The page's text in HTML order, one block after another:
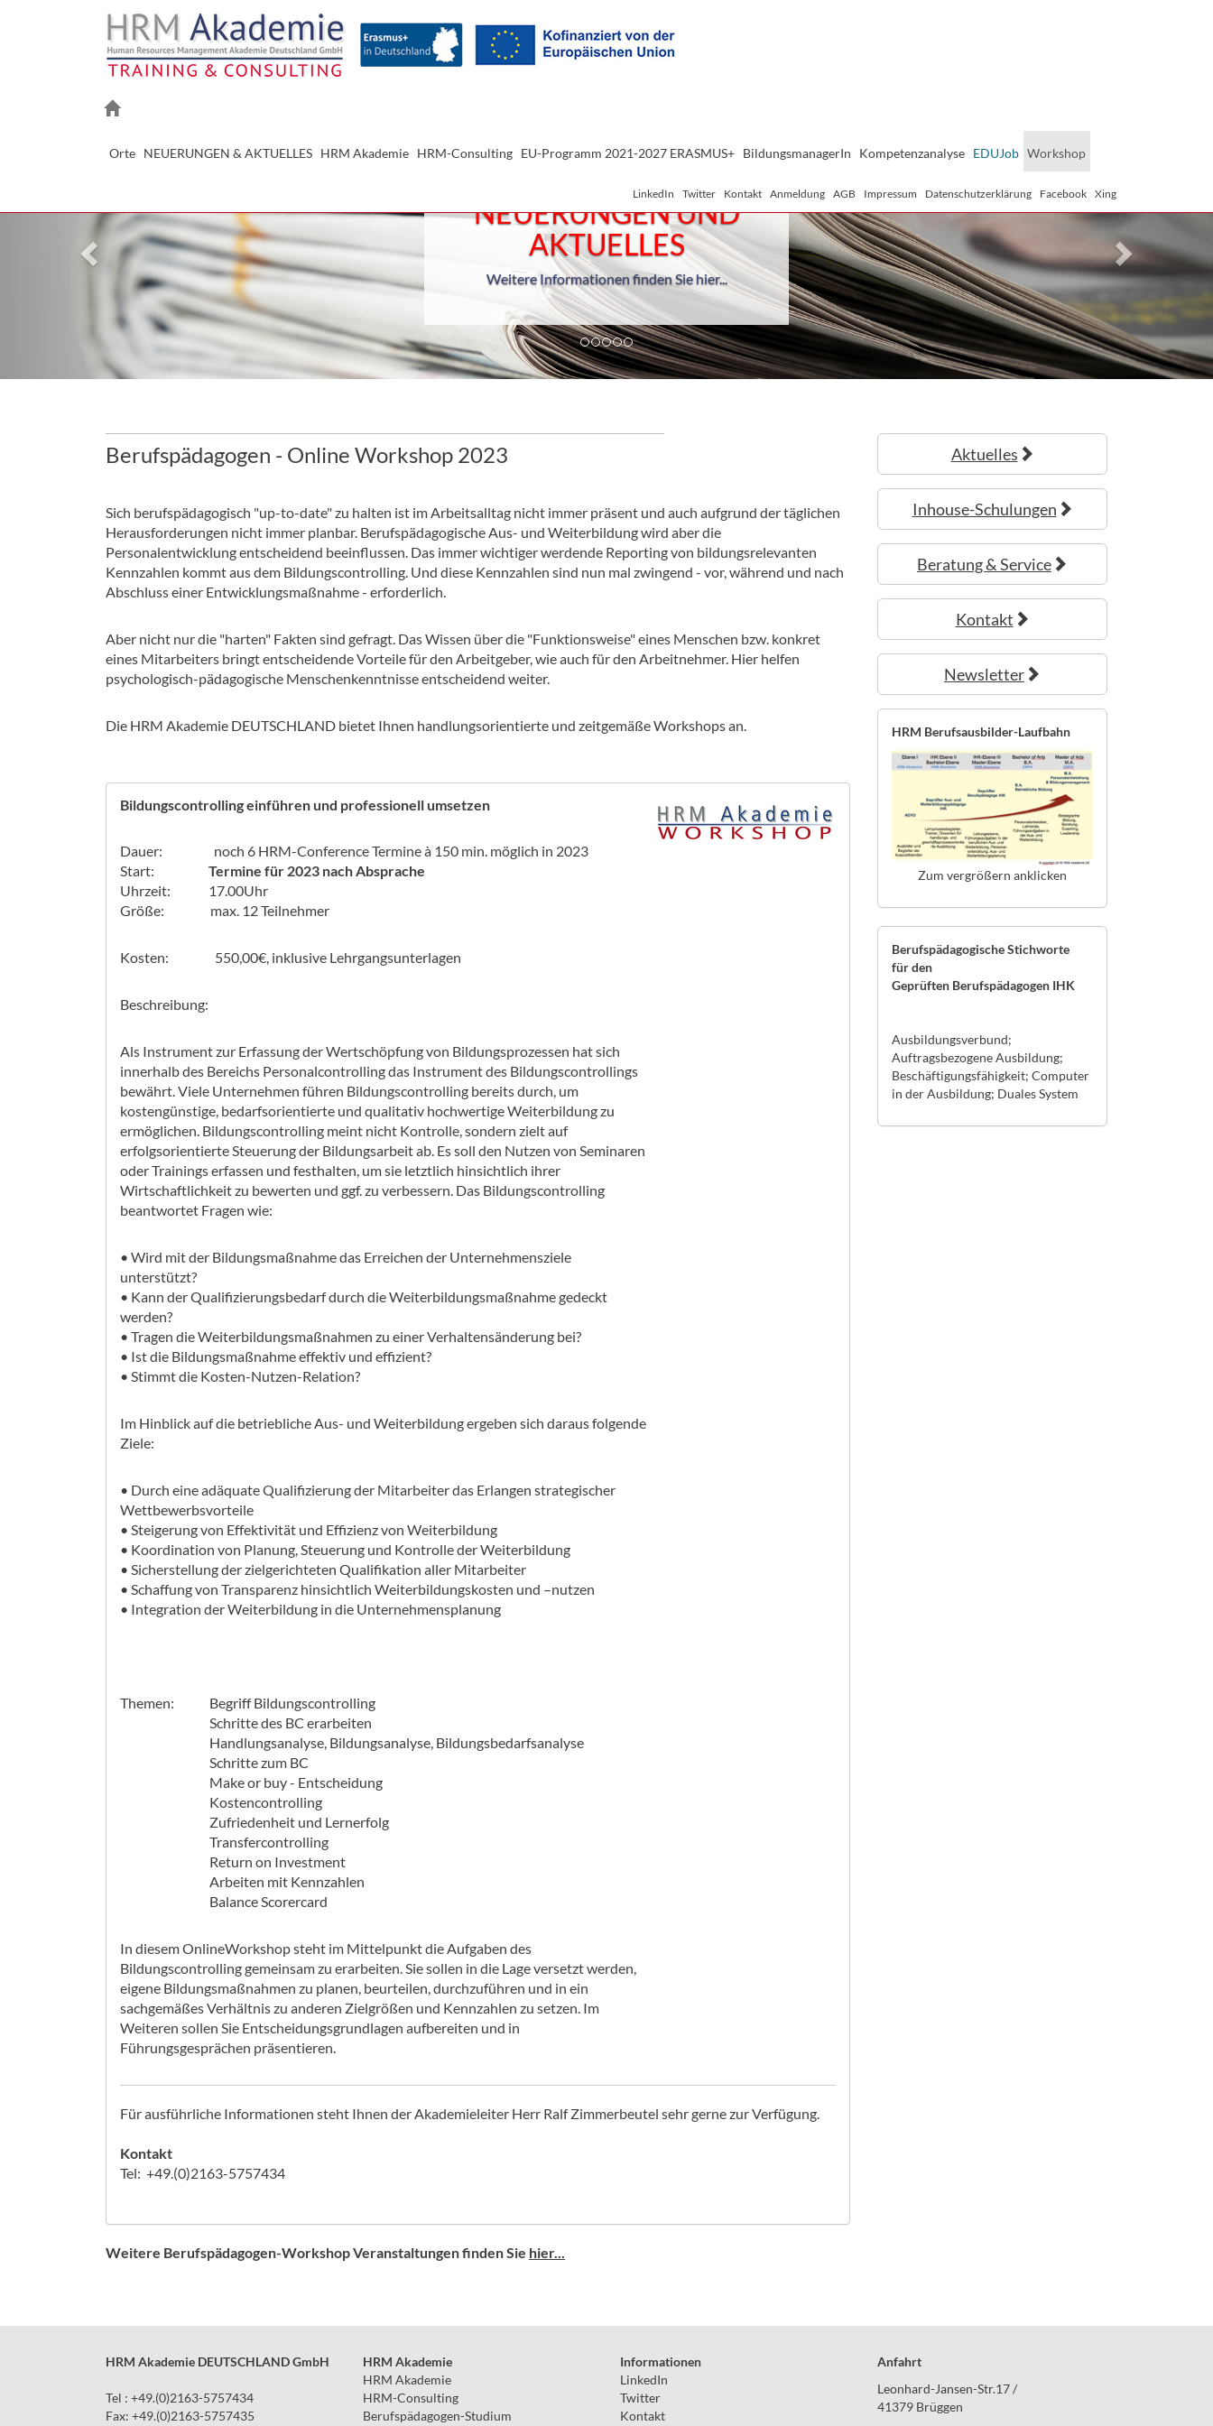
Orte NEUERUNGEN & AKTUELLES HRM Akademie HRM-Consulting EU-Programm 2021-2027 ERASMUS+ BildungsmanagerIn Kompetenzanalyse EDUJob Workshop
LinkedIn Twitter Kontakt Anmeldung AGB Impressum Datenschutzerklärung Facebook Xing
NEUERUNGEN UND
AKTUELLES
Weitere Informationen finden Sie hier...
Berufspädagogen - Online Workshop 2023
Sich berufspädagogisch "up-to-date" zu halten ist im Arbeitsalltag nicht immer präsent und auch aufgrund der täglichen
Herausforderungen nicht immer planbar. Berufspädagogische Aus- und Weiterbildung wird aber die
Personalentwicklung entscheidend beeinflussen. Das immer wichtiger werdende Reporting von bildungsrelevanten
Kennzahlen kommt aus dem Bildungscontrolling. Und diese Kennzahlen sind nun mal zwingend - vor, während und nach
Abschluss einer Entwicklungsmaßnahme - erforderlich.
Aber nicht nur die "harten" Fakten sind gefragt. Das Wissen über die "Funktionsweise" eines Menschen bzw. konkret
eines Mitarbeiters bringt entscheidende Vorteile für den Arbeitgeber, wie auch für den Arbeitnehmer. Hier helfen
psychologisch-pädagogische Menschenkenntnisse entscheidend weiter.
Die HRM Akademie DEUTSCHLAND bietet Ihnen handlungsorientierte und zeitgemäße Workshops an.
Bildungscontrolling einführen und professionell umsetzen
Dauer: noch 6 HRM-Conference Termine à 150 min. möglich in 2023
Start: Termine für 2023 nach Absprache
Uhrzeit: 17.00Uhr
Größe: max. 12 Teilnehmer
Kosten: 550,00€, inklusive Lehrgangsunterlagen
Beschreibung:
Als Instrument zur Erfassung der Wertschöpfung von Bildungsprozessen hat sich
innerhalb des Bereichs Personalcontrolling das Instrument des Bildungscontrollings
bewährt. Viele Unternehmen führen Bildungscontrolling bereits durch, um
kostengünstige, bedarfsorientierte und qualitativ hochwertige Weiterbildung zu
ermöglichen. Bildungscontrolling meint nicht Kontrolle, sondern zielt auf
erfolgsorientierte Steuerung der Bildungsarbeit ab. Es soll den Nutzen von Seminaren
oder Trainings erfassen und festhalten, um sie letztlich hinsichtlich ihrer
Wirtschaftlichkeit zu bewerten und ggf. zu verbessern. Das Bildungscontrolling
beantwortet Fragen wie:
• Wird mit der Bildungsmaßnahme das Erreichen der Unternehmensziele
unterstützt?
• Kann der Qualifizierungsbedarf durch die Weiterbildungsmaßnahme gedeckt
werden?
• Tragen die Weiterbildungsmaßnahmen zu einer Verhaltensänderung bei?
• Ist die Bildungsmaßnahme effektiv und effizient?
• Stimmt die Kosten-Nutzen-Relation?
Im Hinblick auf die betriebliche Aus- und Weiterbildung ergeben sich daraus folgende
Ziele:
• Durch eine adäquate Qualifizierung der Mitarbeiter das Erlangen strategischer
Wettbewerbsvorteile
• Steigerung von Effektivität und Effizienz von Weiterbildung
• Koordination von Planung, Steuerung und Kontrolle der Weiterbildung
• Sicherstellung der zielgerichteten Qualifikation aller Mitarbeiter
• Schaffung von Transparenz hinsichtlich Weiterbildungskosten und –nutzen
• Integration der Weiterbildung in die Unternehmensplanung
Themen: Begriff Bildungscontrolling
Schritte des BC erarbeiten
Handlungsanalyse, Bildungsanalyse, Bildungsbedarfsanalyse
Schritte zum BC
Make or buy - Entscheidung
Kostencontrolling
Zufriedenheit und Lernerfolg
Transfercontrolling
Return on Investment
Arbeiten mit Kennzahlen
Balance Scorercard
In diesem OnlineWorkshop steht im Mittelpunkt die Aufgaben des
Bildungscontrolling gemeinsam zu erarbeiten. Sie sollen in die Lage versetzt werden,
eigene Bildungsmaßnahmen zu planen, beurteilen, durchzuführen und in ein
sachgemäßes Verhältnis zu anderen Zielgrößen und Kennzahlen zu setzen. Im
Weiteren sollen Sie Entscheidungsgrundlagen aufbereiten und in
Führungsgesprächen präsentieren.
Für ausführliche Informationen steht Ihnen der Akademieleiter Herr Ralf Zimmerbeutel sehr gerne zur Verfügung.
Kontakt
Tel: +49.(0)2163-5757434
Weitere Berufspädagogen-Workshop Veranstaltungen finden Sie hier...
Aktuelles
Inhouse-Schulungen
Beratung & Service
Kontakt
Newsletter
HRM Berufsausbilder-Laufbahn
Zum vergrößern anklicken
Berufspädagogische Stichworte
für den
Geprüften Berufspädagogen IHK
Ausbildungsverbund;
Auftragsbezogene Ausbildung;
Beschäftigungsfähigkeit; Computer
in der Ausbildung; Duales System
HRM Akademie DEUTSCHLAND GmbH
Tel : +49.(0)2163-5757434
Fax: +49.(0)2163-5757435
HRM Akademie
HRM Akademie
HRM-Consulting
Berufspädagogen-Studium
Informationen
LinkedIn
Twitter
Kontakt
Anfahrt
Leonhard-Jansen-Str.17 /
41379 Brüggen